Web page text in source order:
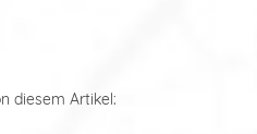
diesem Artikel: